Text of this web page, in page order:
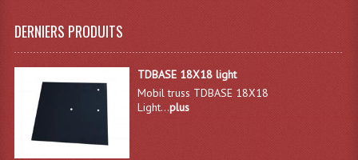
Lampes Ampoules
Ampoules - Tubes Lumière Noire Black Gun
DERNIERS PRODUITS
TDBASE 18X18 light
Mobil truss TDBASE 18X18
Light...plus